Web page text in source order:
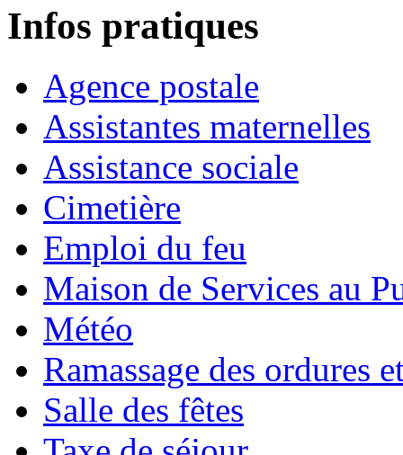
Infos pratiques
Agence postale
Assistantes maternelles
Assistance sociale
Cimetière
Emploi du feu
Maison de Services au
Météo
Ramassage des ordures
Salle des fêtes